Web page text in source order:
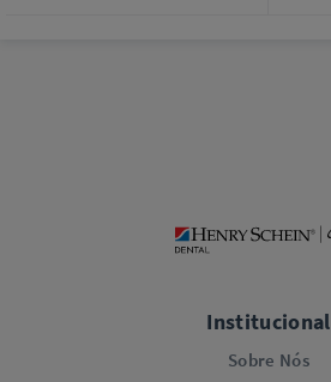
Institucional
Sobre Nós